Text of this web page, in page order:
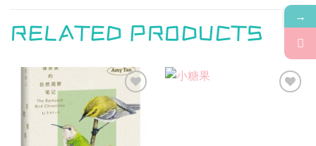
RELATED PRODUCTS
Add to
wishlist
→